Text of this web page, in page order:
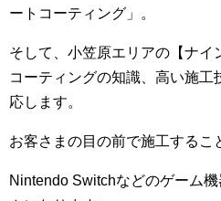
ートコーティング」。
そして、小笠原エリアの【ナイ
コーティングの知識、高い施
応します。
お客さまの目の前で施工するこ
Nintendo Switchなどのゲーム